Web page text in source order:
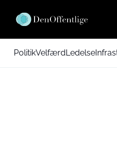
PolitikVelfærdLedelse